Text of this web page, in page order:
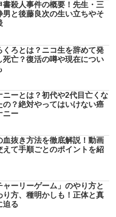
書殺人事件の概要！先生・三
男と後藤良次の生い立ちやそ
くろとは？ニコ生を辞めて発
死亡？復活の噂や現在につい
ニーとは？初代や2代目亡くな
の？絶対やってはいけない癌
ニー
血抜き方法を徹底解説！動画
えて手順ごとのポイントを紹
ャーリーゲーム」のやり方と
り方、種明かしも！正体と真
迫る